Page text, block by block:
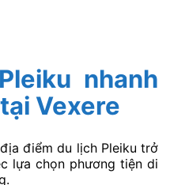
nhanh
Vexere
điểm du lịch Pleiku trở
lựa chọn phương tiện di